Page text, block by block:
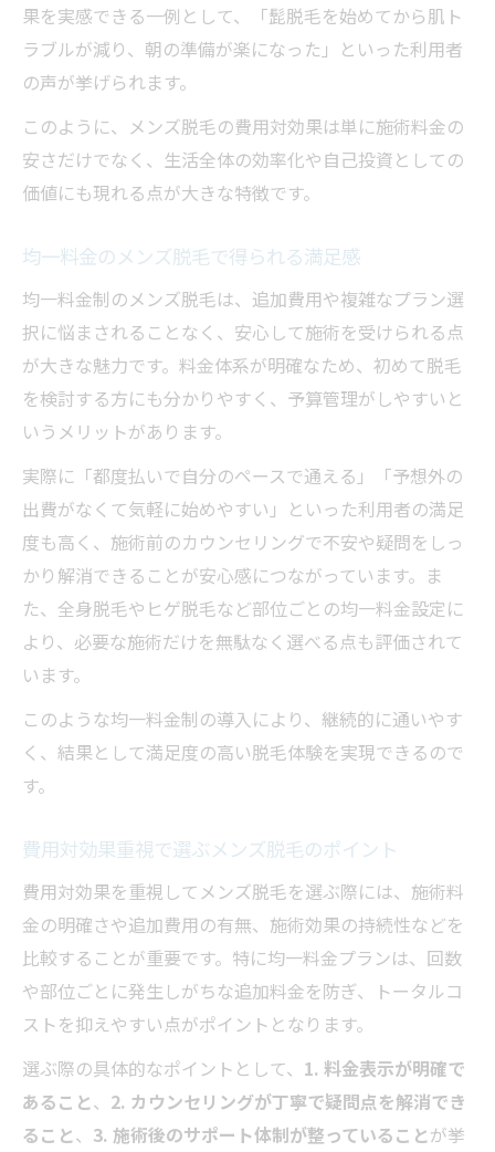
果を実感できる一例として、「髭脱毛を始めてから肌ト
ラブルが減り、朝の準備が楽になった」といった利用者
の声が挙げられます。
このように、メンズ脱毛の費用対効果は単に施術料金の
安さだけでなく、生活全体の効率化や自己投資としての
価値にも現れる点が大きな特徴です。
均一料金のメンズ脱毛で得られる満足感
均一料金制のメンズ脱毛は、追加費用や複雑なプラン選
択に悩まされることなく、安心して施術を受けられる点
が大きな魅力です。料金体系が明確なため、初めて脱毛
を検討する方にも分かりやすく、予算管理がしやすいと
いうメリットがあります。
実際に「都度払いで自分のペースで通える」「予想外の
出費がなくて気軽に始めやすい」といった利用者の満足
度も高く、施術前のカウンセリングで不安や疑問をしっ
かり解消できることが安心感につながっています。ま
た、全身脱毛やヒゲ脱毛など部位ごとの均一料金設定に
より、必要な施術だけを無駄なく選べる点も評価されて
います。
このような均一料金制の導入により、継続的に通いやす
く、結果として満足度の高い脱毛体験を実現できるので
す。
費用対効果重視で選ぶメンズ脱毛のポイント
費用対効果を重視してメンズ脱毛を選ぶ際には、施術料
金の明確さや追加費用の有無、施術効果の持続性などを
比較することが重要です。特に均一料金プランは、回数
や部位ごとに発生しがちな追加料金を防ぎ、トータルコ
ストを抑えやすい点がポイントとなります。
選ぶ際の具体的なポイントとして、 1. 料金表示が明確で
あること、 2. カウンセリングが丁寧で疑問点を解消でき
ること、 3. 施術後のサポート体制が整っていることが挙